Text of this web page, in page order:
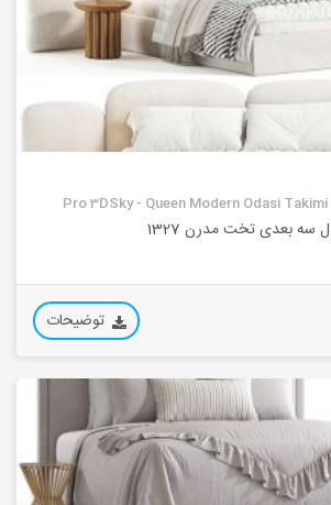
Pro 3DSky - Queen Modern Odasi
سه بعدی تخت مدرن 1327
توضیحات